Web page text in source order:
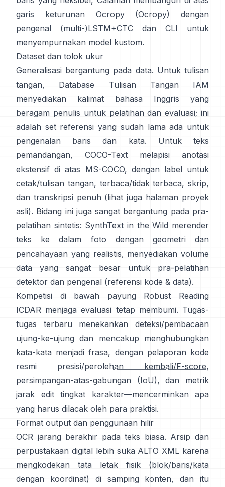
garis keturunan Ocropy (Ocropy) dengan
pengenal (multi-)LSTM+CTC dan CLI untuk
menyempurnakan model kustom.
Dataset dan tolok ukur
Generalisasi bergantung pada data. Untuk tulisan
tangan,
Database Tulisan Tangan IAM
menyediakan kalimat bahasa Inggris yang
beragam penulis untuk pelatihan dan evaluasi; ini
adalah set referensi yang sudah lama ada untuk
pengenalan baris dan kata. Untuk teks
pemandangan,
COCO-Text
melapisi anotasi
ekstensif di atas MS-COCO, dengan label untuk
cetak/tulisan tangan, terbaca/tidak terbaca, skrip,
dan transkripsi penuh (lihat juga halaman proyek
asli). Bidang ini juga sangat bergantung pada pra-
pelatihan sintetis: SynthText in the Wild merender
teks ke dalam foto dengan geometri dan
pencahayaan yang realistis, menyediakan volume
data yang sangat besar untuk pra-pelatihan
detektor dan pengenal (referensi kode & data).
Kompetisi di bawah
payung Robust Reading
ICDAR menjaga evaluasi tetap membumi. Tugas-
tugas terbaru menekankan deteksi/pembacaan
ujung-ke-ujung dan mencakup menghubungkan
kata-kata menjadi frasa, dengan pelaporan kode
resmi
presisi/perolehan kembali/F-score,
persimpangan-atas-gabungan (IoU), dan metrik
jarak edit tingkat karakter—mencerminkan apa
yang harus dilacak oleh para praktisi.
Format output dan penggunaan hilir
OCR jarang berakhir pada teks biasa. Arsip dan
perpustakaan digital lebih suka ALTO XML karena
mengkodekan tata letak fisik (blok/baris/kata
dengan koordinat) di samping konten, dan itu